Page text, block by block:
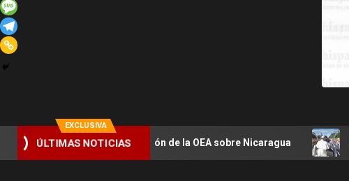
EXCLUSIVA
ÚLTIMAS NOTICIAS
en sesión de la OEA sobre Nicaragua León XIV estará en